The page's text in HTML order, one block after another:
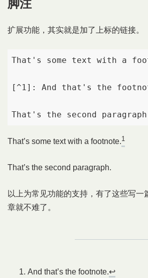
扩展功能，其实就是加了上标的链接。
That's some text with a
[^1]: And that's the
That's the second
That’s some text with a footnote.1
That’s the second paragraph.
以上为常见功能的支持，有了这些写一
章就不难了。
And that’s the footnote.↩︎